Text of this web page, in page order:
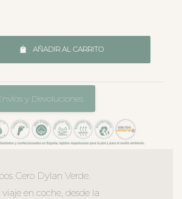
AÑADIR AL CARRITO
y Devoluciones
Cero Dylan Verde.
en coche, desde la